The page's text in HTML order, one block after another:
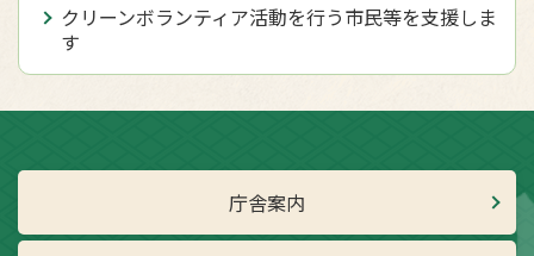
クリーンボランティア活動を行う市民等を支援しま
す
庁舎案内